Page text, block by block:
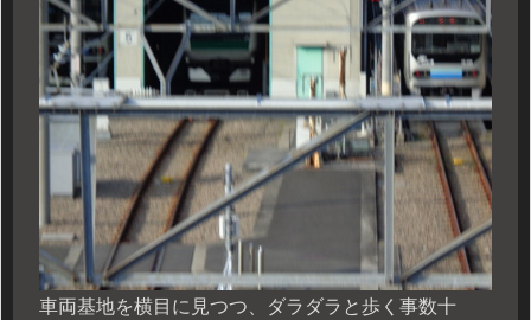
車両基地を横目に見つつ、ダラダラと歩く事数十